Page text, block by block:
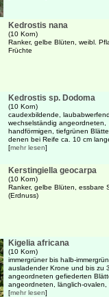
Kedrostis nana
(10 Korn)
Ranker, gelbe Blüten, weibl.
Früchte
Kedrostis sp. Dodoma
(10 Korn)
caudexbildende,
wechselständig angeordneten,
handförmigen, tiefgrünen
denen bei Reife ca. 10 cm
[mehr lesen]
Kerstingiella geocarpa
(10 Korn)
Ranker, gelbe Blüten, essbare
(Erdnuss)
Kigelia africana
(10 Korn)
immergrüner bis halb-
ausladender Krone und bis zu
angeordneten gefiederten
angeordneten, länglich-ovalen,
[mehr lesen]